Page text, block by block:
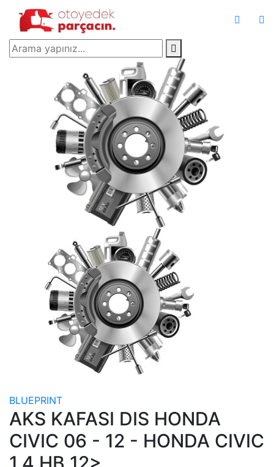
BLUEPRINT
AKS KAFASI DIS HONDA
CIVIC 06 - 12 - HONDA CIVIC